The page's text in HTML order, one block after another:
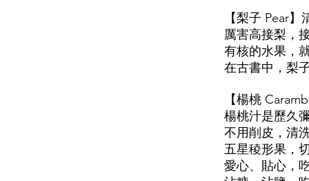
【梨子 Pear
厲害高接梨，
有核的水果，
在古書中，梨
【楊桃
楊桃汁是歷久
不用削皮，清
五星稜形果，
愛心、貼心，